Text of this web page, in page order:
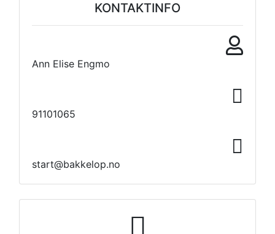
KONTAKTINFO
Ann Elise Engmo
91101065
start@bakkelop.no